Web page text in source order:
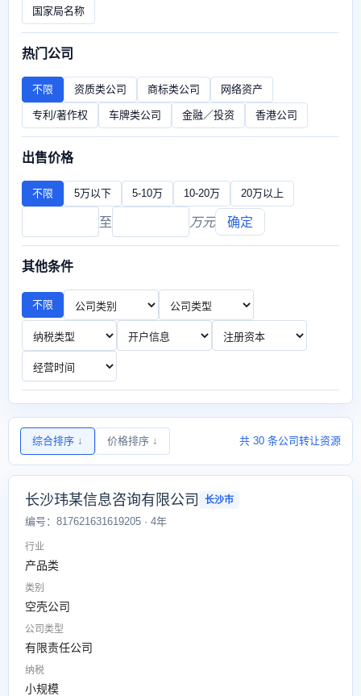
国家局名称
热门公司
不限 资质类公司 商标类公司 网络资产
专利/著作权 车牌类公司 金融／投资 香港公司
出售价格
不限 5万以下 5-10万 10-20万 20万以上
至 万元 确定
其他条件
不限
综合排序 ↓ 价格排序 ↓ 共 30 条公司转让资源
长沙玮某信息咨询有限公司 长沙市
编号：817621631619205 · 4年
行业
产品类
类别
空壳公司
公司类型
有限责任公司
纳税
小规模